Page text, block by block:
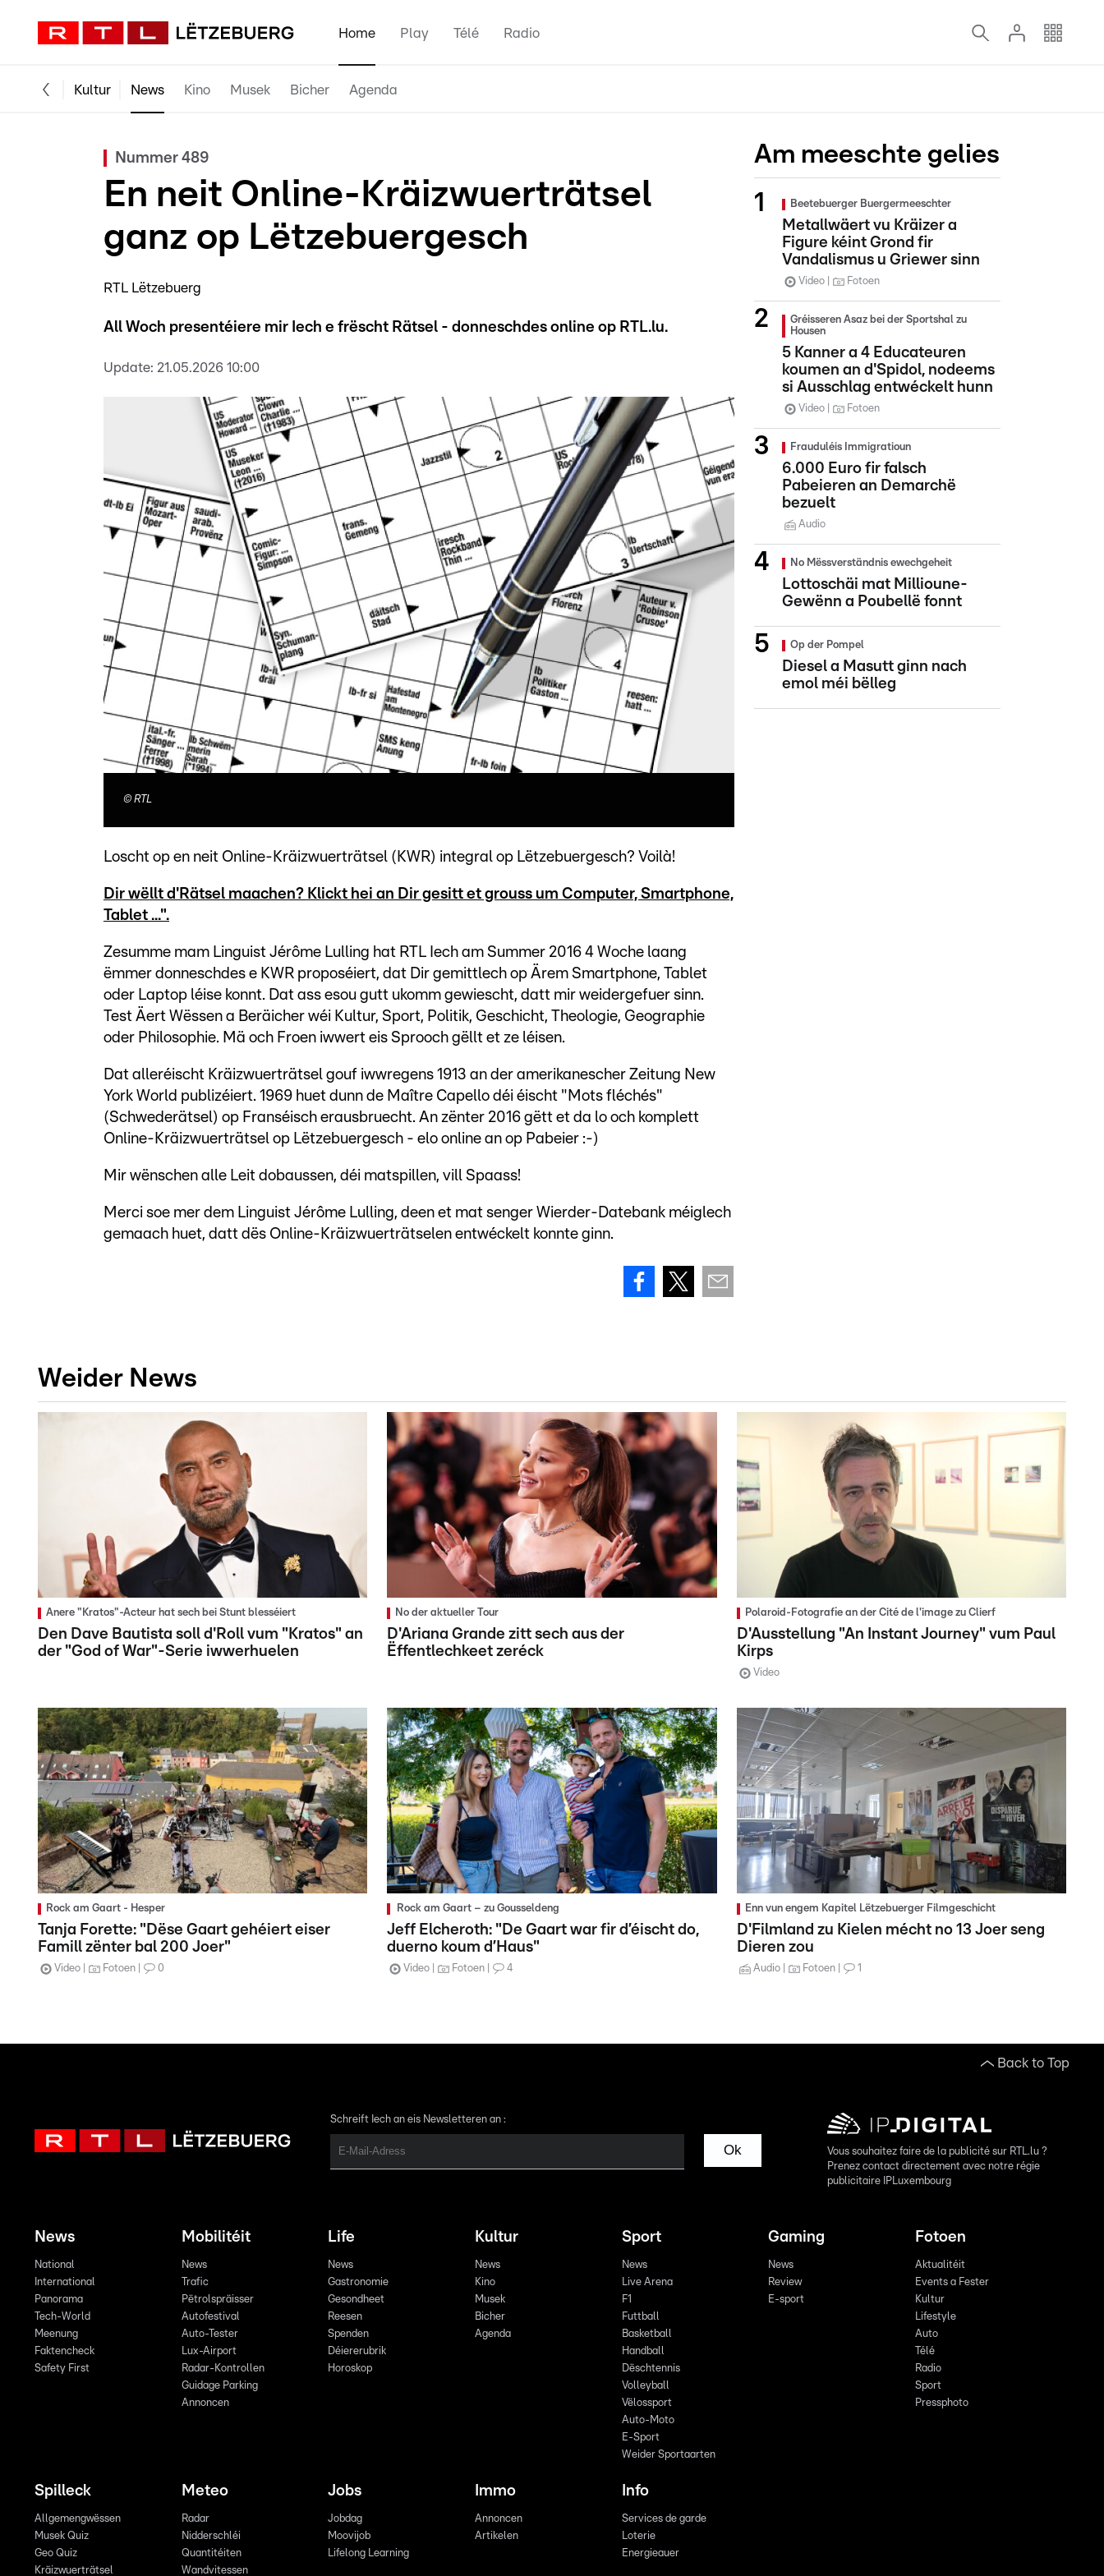
Home Play Télé Radio
Kultur News Kino Musek Bicher Agenda
Nummer 489
En neit Online-Kräizwuerträtsel
ganz op Lëtzebuergesch
RTL Lëtzebuerg
All Woch presentéiere mir Iech e frëscht Rätsel - donneschdes online op RTL.lu.
Update: 21.05.2026 10:00
© RTL
Loscht op en neit Online-Kräizwuerträtsel (KWR) integral op Lëtzebuergesch? Voilà!
Dir wëllt d'Rätsel maachen? Klickt hei an Dir gesitt et grouss um Computer, Smartphone,
Tablet ...".
Zesumme mam Linguist Jérôme Lulling hat RTL Iech am Summer 2016 4 Woche laang
ëmmer donneschdes e KWR proposéiert, dat Dir gemittlech op Ärem Smartphone, Tablet
oder Laptop léise konnt. Dat ass esou gutt ukomm gewiescht, datt mir weidergefuer sinn.
Test Äert Wëssen a Beräicher wéi Kultur, Sport, Politik, Geschicht, Theologie, Geographie
oder Philosophie. Mä och Froen iwwert eis Sprooch gëllt et ze léisen.
Dat alleréischt Kräizwuerträtsel gouf iwwregens 1913 an der amerikanescher Zeitung New
York World publizéiert. 1969 huet dunn de Maître Capello déi éischt "Mots fléchés"
(Schwederätsel) op Franséisch erausbruecht. An zënter 2016 gëtt et da lo och komplett
Online-Kräizwuerträtsel op Lëtzebuergesch - elo online an op Pabeier :-)
Mir wënschen alle Leit dobaussen, déi matspillen, vill Spaass!
Merci soe mer dem Linguist Jérôme Lulling, deen et mat senger Wierder-Datebank méiglech
gemaach huet, datt dës Online-Kräizwuerträtselen entwéckelt konnte ginn.
Am meeschte gelies
Beetebuerger Buergermeeschter
Metallwäert vu Kräizer a
Figure kéint Grond fir
Vandalismus u Griewer sinn
Video Fotoen
Gréisseren Asaz bei der Sportshal zu
Housen
5 Kanner a 4 Educateuren
koumen an d'Spidol, nodeems
si Ausschlag entwéckelt hunn
Video Fotoen
Frauduléis Immigratioun
6.000 Euro fir falsch
Pabeieren an Demarchë
bezuelt
Audio
No Mëssverständnis ewechgeheit
Lottoschäi mat Millioune-
Gewënn a Poubellë fonnt
Op der Pompel
Diesel a Masutt ginn nach
emol méi bëlleg
Weider News
Anere "Kratos"-Acteur hat sech bei Stunt blesséiert
Den Dave Bautista soll d'Roll vum "Kratos" an
der "God of War"-Serie iwwerhuelen
No der aktueller Tour
D'Ariana Grande zitt sech aus der
Ëffentlechkeet zeréck
Polaroid-Fotografie an der Cité de l'image zu Clierf
D'Ausstellung "An Instant Journey" vum Paul
Kirps
Video
Rock am Gaart - Hesper
Tanja Forette: "Dëse Gaart gehéiert eiser
Famill zënter bal 200 Joer"
Video Fotoen 0
Rock am Gaart – zu Gousseldeng
Jeff Elcheroth: "De Gaart war fir d’éischt do,
duerno koum d’Haus"
Video Fotoen 4
Enn vun engem Kapitel Lëtzebuerger Filmgeschicht
D'Filmland zu Kielen mécht no 13 Joer seng
Dieren zou
Audio Fotoen 1
Back to Top
Schreift Iech an eis Newsletteren an :
Ok
Vous souhaitez faire de la publicité sur RTL.lu ?
Prenez contact directement avec notre régie
publicitaire IPLuxembourg
News
National
International
Panorama
Tech-World
Meenung
Faktencheck
Safety First
Mobilitéit
News
Trafic
Pëtrolspräisser
Autofestival
Auto-Tester
Lux-Airport
Radar-Kontrollen
Guidage Parking
Annoncen
Life
News
Gastronomie
Gesondheet
Reesen
Spenden
Déiererubrik
Horoskop
Kultur
News
Kino
Musek
Bicher
Agenda
Sport
News
Live Arena
F1
Futtball
Basketball
Handball
Dëschtennis
Volleyball
Vëlossport
Auto-Moto
E-Sport
Weider Sportaarten
Gaming
News
Review
E-sport
Fotoen
Aktualitéit
Events a Fester
Kultur
Lifestyle
Auto
Télé
Radio
Sport
Pressphoto
Spilleck
Allgemengwëssen
Musek Quiz
Geo Quiz
Kräizwuerträtsel
Meteo
Radar
Nidderschléi
Quantitéiten
Wandvitessen
Jobs
Jobdag
Moovijob
Lifelong Learning
Immo
Annoncen
Artikelen
Info
Services de garde
Loterie
Energieauer